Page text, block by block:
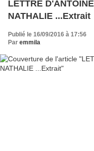
LETTRE
NATHALIE ...Extrait
Publié le 16/09/2016 à 17:56
Par emmila